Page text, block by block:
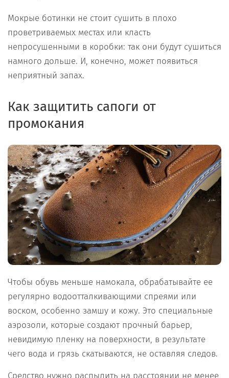
Мокрые ботинки не стоит сушить в плохо
проветриваемых местах или класть
непросушенными в коробки: так они будут сушиться
намного дольше. И, конечно, может появиться
неприятный запах.
Как защитить сапоги от
промокания
Чтобы обувь меньше намокала, обрабатывайте ее
регулярно водоотталкивающими спреями или
воском, особенно замшу и кожу. Это специальные
аэрозоли, которые создают прочный барьер,
невидимую пленку на поверхности, в результате
чего вода и грязь скатываются, не оставляя следов.